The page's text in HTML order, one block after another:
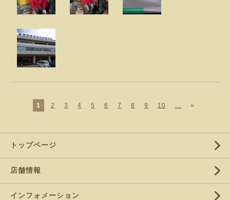
1 2 3 4 5 6 7 8 9 10 ... »
トップページ
店舗情報
インフォメーション